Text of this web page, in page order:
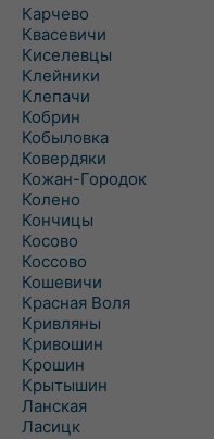
Карчево
Квасевичи
Киселевцы
Клейники
Клепачи
Кобрин
Кобыловка
Ковердяки
Кожан-Городок
Колено
Кончицы
Косово
Коссово
Кошевичи
Красная Воля
Кривляны
Кривошин
Крошин
Крытышин
Ланская
Ласицк